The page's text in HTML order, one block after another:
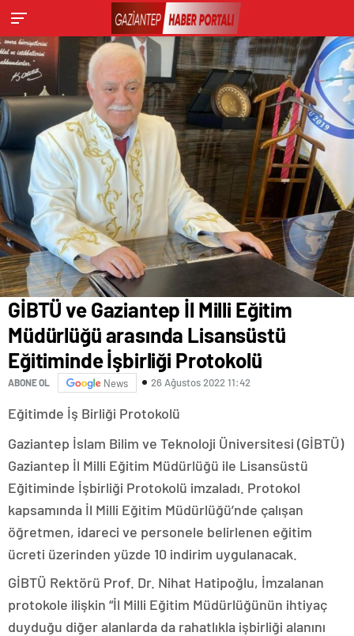
GİBTÜ ve Gaziantep İl Milli Eğitim
Müdürlüğü arasında Lisansüstü
Eğitiminde İşbirliği Protokolü
ABONE OL News 26 Ağustos 2022 11:42
Eğitimde İş Birliği Protokolü
Gaziantep İslam Bilim ve Teknoloji Üniversitesi (GİBTÜ)
Gaziantep İl Milli Eğitim Müdürlüğü ile Lisansüstü
Eğitiminde İşbirliği Protokolü imzaladı. Protokol
kapsamında İl Milli Eğitim Müdürlüğü’nde çalışan
öğretmen, idareci ve personele belirlenen eğitim
ücreti üzerinden yüzde 10 indirim uygulanacak.
GİBTÜ Rektörü Prof. Dr. Nihat Hatipoğlu, İmzalanan
protokole ilişkin “İl Milli Eğitim Müdürlüğünün ihtiyaç
duyduğu diğer alanlarda da rahatlıkla işbirliği alanını